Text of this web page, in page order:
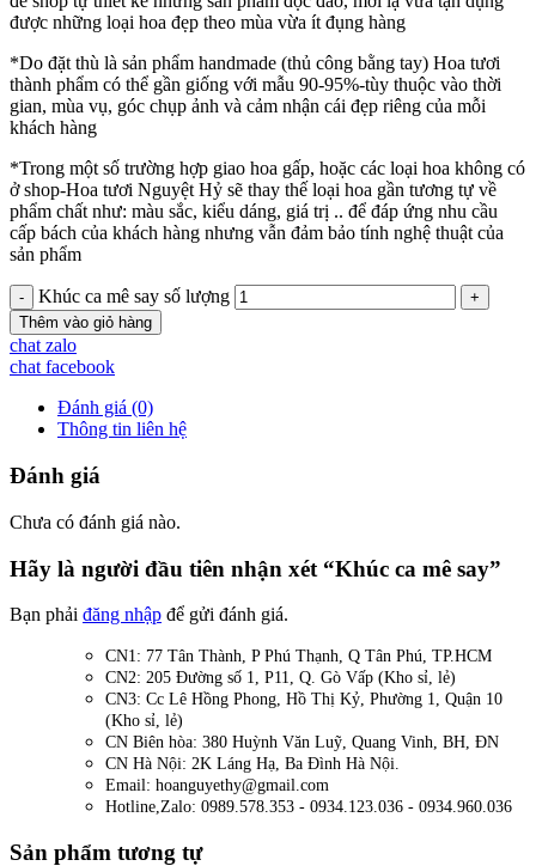
được những loại hoa đẹp theo mùa vừa ít đụng hàng
*Do đặt thù là sản phẩm handmade (thủ công bằng tay) Hoa tươi
thành phẩm có thể gần giống với mẫu 90-95%-tùy thuộc vào thời
gian, mùa vụ, góc chụp ảnh và cảm nhận cái đẹp riêng của mỗi
khách hàng
*Trong một số trường hợp giao hoa gấp, hoặc các loại hoa không có
ở shop-Hoa tươi Nguyệt Hỷ sẽ thay thế loại hoa gần tương tự về
phẩm chất như: màu sắc, kiểu dáng, giá trị .. để đáp ứng nhu cầu
cấp bách của khách hàng nhưng vẫn đảm bảo tính nghệ thuật của
sản phẩm
Khúc ca mê say số lượng
Thêm vào giỏ hàng
chat zalo
chat facebook
Đánh giá (0)
Thông tin liên hệ
Đánh giá
Chưa có đánh giá nào.
Hãy là người đầu tiên nhận xét “Khúc ca mê say”
Bạn phải đăng nhập để gửi đánh giá.
CN1: 77 Tân Thành, P Phú Thạnh, Q Tân Phú, TP.HCM
CN2: 205 Đường số 1, P11, Q. Gò Vấp (Kho sỉ, lẻ)
CN3: Cc Lê Hồng Phong, Hồ Thị Kỷ, Phường 1, Quận 10
(Kho sỉ, lẻ)
CN Biên hòa: 380 Huỳnh Văn Luỹ, Quang Vinh, BH, ĐN
CN Hà Nội: 2K Láng Hạ, Ba Đình Hà Nội.
Email: hoanguyethy@gmail.com
Hotline,Zalo: 0989.578.353 - 0934.123.036 - 0934.960.036
Sản phẩm tương tự